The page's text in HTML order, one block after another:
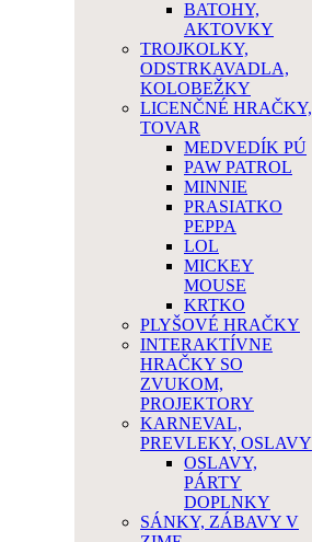
BATOHY,
AKTOVKY
TROJKOLKY,
ODSTRKAVADLA,
KOLOBEŽKY
LICENČNÉ HRAČKY,
TOVAR
MEDVEDÍK PÚ
PAW PATROL
MINNIE
PRASIATKO
PEPPA
LOL
MICKEY
MOUSE
KRTKO
PLYŠOVÉ HRAČKY
INTERAKTÍVNE
HRAČKY SO
ZVUKOM,
PROJEKTORY
KARNEVAL,
PREVLEKY, OSLAVY
OSLAVY,
PÁRTY
DOPLNKY
SÁNKY, ZÁBAVY V